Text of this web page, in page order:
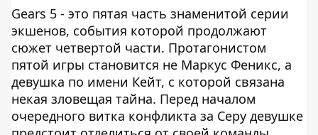
Gears 5 - это пятая часть знаменитой серии
экшенов, события которой продолжают
сюжет четвертой части. Протагонистом
пятой игры становится не Маркус Феникс, а
девушка по имени Кейт, с которой связана
некая зловещая тайна. Перед началом
очередного витка конфликта за Серу девушке